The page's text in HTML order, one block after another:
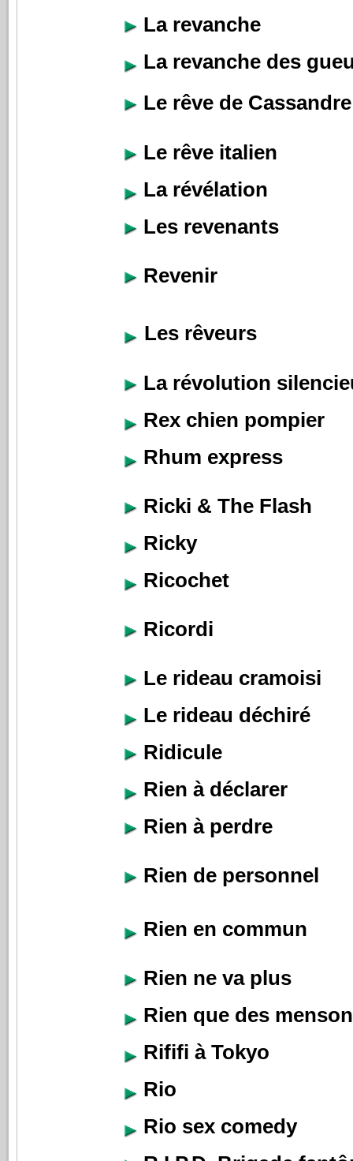
La revanche
La revanche des
Le rêve de Cassandre
Le rêve italien
La révélation
Les revenants
Revenir
Les rêveurs
La révolution
Rex chien pompier
Rhum express
Ricki & The Flash
Ricky
Ricochet
Ricordi
Le rideau cramoisi
Le rideau déchiré
Ridicule
Rien à déclarer
Rien à perdre
Rien de personnel
Rien en commun
Rien ne va plus
Rien que des
Rififi à Tokyo
Rio
Rio sex comedy